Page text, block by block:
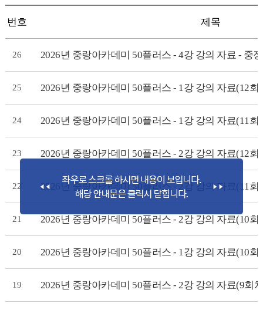
번호 제목
26 2026년 중랑아카데미 50플러스 - 4강 강의 자료 - 중
25 2026년 중랑아카데미 50플러스 - 1강 강의 자료(12
24 2026년 중랑아카데미 50플러스 - 1강 강의 자료(11
23 2026년 중랑아카데미 50플러스 - 2강 강의 자료(12
22 2026년 중랑아카데미 50플러스 - 2강 강의 자료(11
21 2026년 중랑아카데미 50플러스 - 2강 강의 자료(10
20 2026년 중랑아카데미 50플러스 - 1강 강의 자료(10
19 2026년 중랑아카데미 50플러스 - 2강 강의 자료(9회